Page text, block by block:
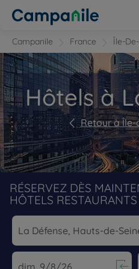
Campanile France Île-
Hôtels à
Retour à Île-
RÉSERVEZ DÈS
HÔTELS